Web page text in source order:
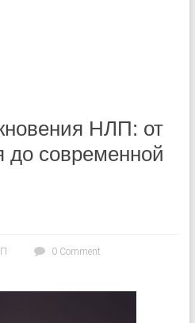
НЛП: от
до современной
0 Comment